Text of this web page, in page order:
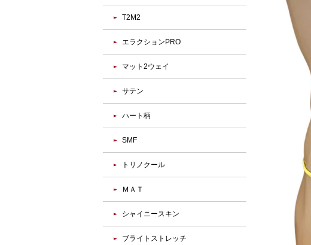
T2M2
エラクションPRO
マット2ウェイ
サテン
ハート柄
SMF
トリノクール
ＭＡＴ
シャイニースキン
ブライトストレッチ